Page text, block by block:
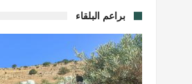
براعم البلقاء